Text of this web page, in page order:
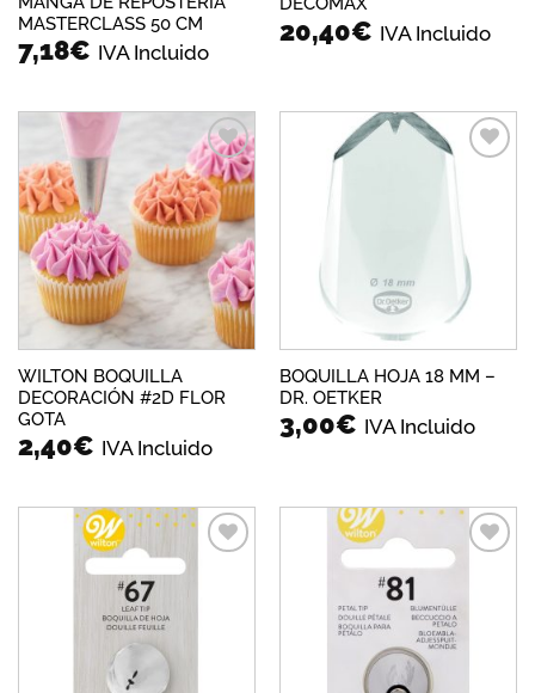
MASTERCLASS 50 CM
7,18€ IVA Incluido
20,40€ IVA Incluido
Añadir
a la
lista de
deseos
WILTON BOQUILLA
DECORACIÓN #2D FLOR
GOTA
2,40€ IVA Incluido
BOQUILLA HOJA 18 MM –
DR. OETKER
3,00€ IVA Incluido
deseos